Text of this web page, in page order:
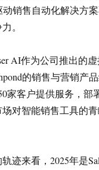
销售自动化解决方
。
AI作为公司推出的
的销售与营销产
家客户提供服务，部
场对智能销售工具的
迹来看，2025年是